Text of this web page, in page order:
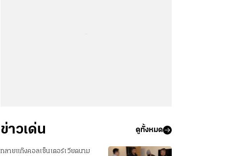
ข่าวเด่น ดูทั้งหมด
ทลายแก๊งคอลเซ็นเตอร์เวียดนาม